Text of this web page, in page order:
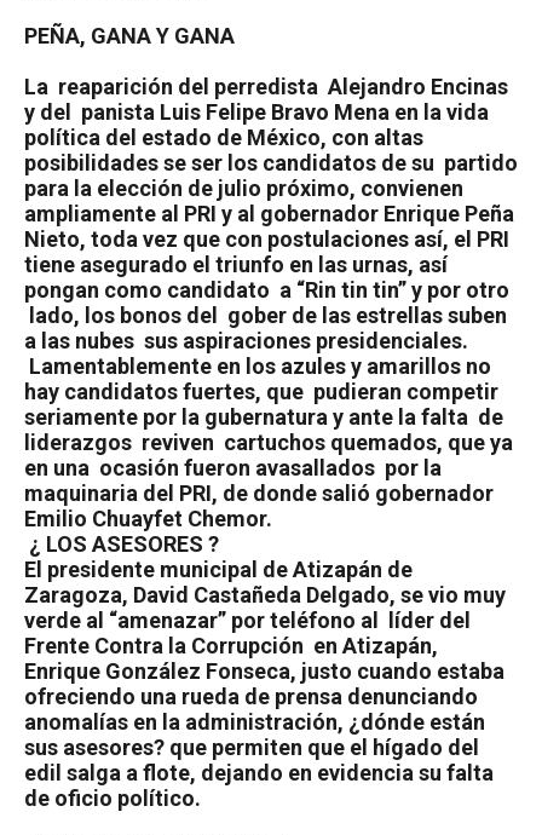
PEÑA, GANA Y GANA
La reaparición del perredista Alejandro Encinas
y del
panista Luis Felipe Bravo Mena en la vida
política del estado de México, con altas
posibilidades se ser los candidatos de su partido
para la elección de julio próximo, convienen
ampliamente al PRI y al gobernador Enrique Peña
Nieto, toda vez que con postulaciones así, el PRI
tiene asegurado el triunfo en las urnas, así
pongan como candidato a “Rin tin tin” y por otro
lado, los bonos del
gober de las estrellas suben
a las nubes sus aspiraciones presidenciales.
Lamentablemente en los azules y amarillos no
hay candidatos fuertes, que pudieran competir
seriamente por la gubernatura y ante la falta de
liderazgos reviven cartuchos quemados, que ya
en una ocasión fueron avasallados por la
maquinaria del PRI, de donde salió gobernador
Emilio Chuayfet Chemor.
¿ LOS ASESORES ?
El presidente municipal de Atizapán de
Zaragoza, David Castañeda Delgado, se vio muy
verde al “amenazar” por teléfono al
líder del
Frente Contra la Corrupción en Atizapán,
Enrique González Fonseca, justo cuando estaba
ofreciendo una rueda de prensa denunciando
anomalías en la administración, ¿dónde están
sus asesores? que permiten que el hígado del
edil salga a flote, dejando en evidencia su falta
de oficio político.